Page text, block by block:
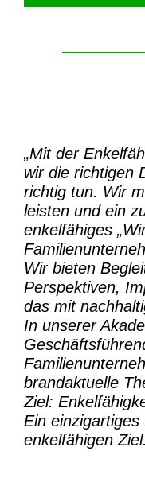
„Mit der
wir die richtigen
richtig tun. Wir
leisten und ein
enkelfähiges
Wir bieten
Perspektiven,
das mit
In unserer
brandaktuelle
Ziel:
Ein
enkelfähigen